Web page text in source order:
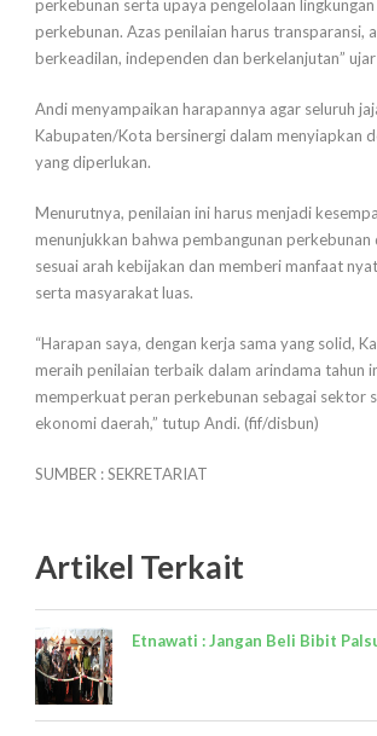
perkebunan serta upaya pengelolaan
perkebunan. Azas penilaian harus transparansi,
berkeadilan, independen dan berkelanjutan” ujar
Andi menyampaikan harapannya agar seluruh
Kabupaten/Kota bersinergi dalam menyiapkan
yang diperlukan.
Menurutnya, penilaian ini harus menjadi
menunjukkan bahwa pembangunan perkebunan
sesuai arah kebijakan dan memberi manfaat
serta masyarakat luas.
“Harapan saya, dengan kerja sama yang solid,
meraih penilaian terbaik dalam arindama tahun
memperkuat peran perkebunan sebagai sektor
ekonomi daerah,” tutup Andi. (fif/disbun)
SUMBER : SEKRETARIAT
Artikel Terkait
Etnawati : Jangan Beli Bibit